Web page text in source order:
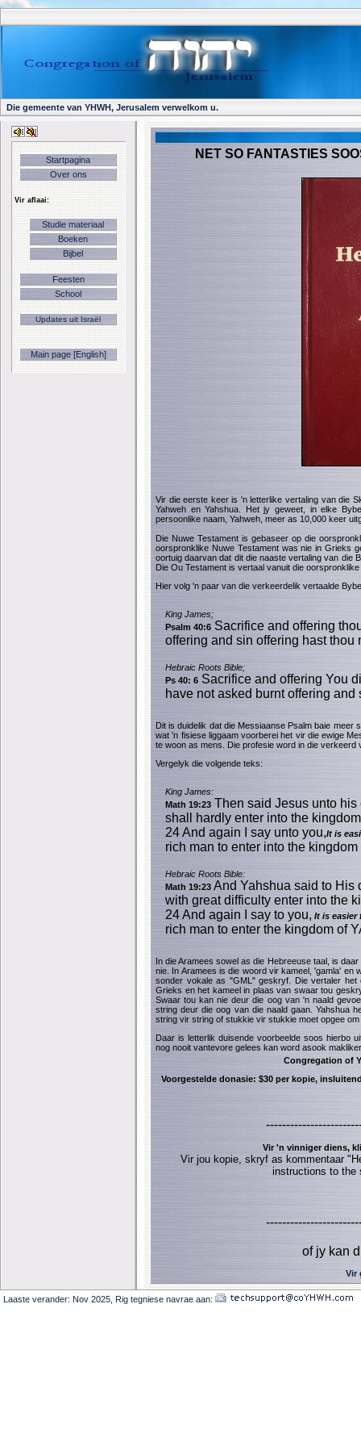
Die gemeente van YHWH, Jerusalem verwelkom u.
Startpagina
Over ons
Vir aflaai:
Studie materiaal
Boeken
Bijbel
Feesten
School
Updates uit Israël
Main page [English]
NET SO FANTASTIES
Vir die eerste keer is 'n letterlike vertaling van die
Yahweh en Yahshua. Het jy geweet, in elke
persoonlike naam, Yahweh, meer as 10,000 keer
Die Nuwe Testament is gebaseer op die
oorspronklike Nuwe Testament was nie in Grieks
oortuig daarvan dat dit die naaste vertaling van die
Die Ou Testament is vertaal vanuit die
Hier volg 'n paar van die verkeerdelik vertaalde
King James;
Psalm 40:6Sacrifice and offering
offering and sin offering hast thou
Hebraic Roots Bible;
Ps 40: 6Sacrifice and offering You
have not asked burnt offering and
Dit is duidelik dat die Messiaanse Psalm baie meer
wat 'n fisiese liggaam voorberei het vir die ewige
te woon as mens. Die profesie word in die verkeerd
Vergelyk die volgende teks:
King James:
Math 19:23Then said Jesus unto his
shall hardly enter into the
24 And again I say unto you,It is
rich man to enter into the kingdom
Hebraic Roots Bible:
Math 19:23And Yahshua said to His
with great difficulty enter into the
24 And again I say to you, It is easier
rich man to enter the kingdom of
In die Aramees sowel as die Hebreeuse taal, is
nie. In Aramees is die woord vir kameel, 'gamla'
sonder vokale as "GML" geskryf. Die vertaler het
Grieks en het kameel in plaas van swaar tou
Swaar tou kan nie deur die oog van 'n naald
string deur die oog van die naald gaan. Yahshua
string vir string of stukkie vir stukkie moet opgee
Daar is letterlik duisende voorbeelde soos hierbo
nog nooit vantevore gelees kan word asook
Congregation of
Voorgestelde donasie: $30 per kopie,
Vir 'n vinniger diens,
Vir jou kopie, skryf as kommentaar
instructions to the
of jy kan
Vir
Laaste verander: Nov 2025, Rig tegniese navrae aan: